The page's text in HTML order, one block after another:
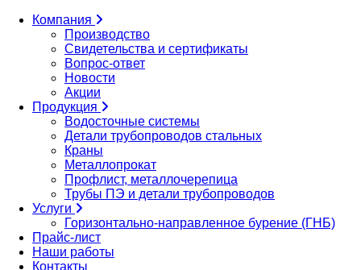
Компания
Производство
Свидетельства и сертификаты
Вопрос-ответ
Новости
Акции
Продукция
Водосточные системы
Детали трубопроводов стальных
Краны
Металлопрокат
Профлист, металлочерепица
Трубы ПЭ и детали трубопроводов
Услуги
Горизонтально-направленное бурение (ГНБ)
Прайс-лист
Наши работы
Контакты